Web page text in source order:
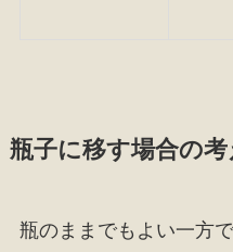
瓶子に移す場合の
瓶のままでもよい一方